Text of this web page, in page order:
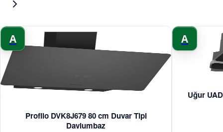
A
Profilo DVK8J679 80 cm Duvar Tipi
Davlumbaz
A
Uğur